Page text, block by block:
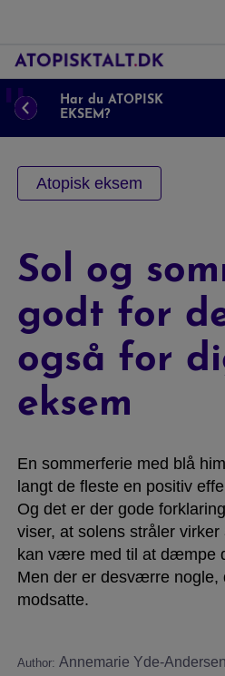
Astma
Prurigo Nodularis
KOL
Sygdomssammenhæng
Test
❚❚
Har du ATOPISK
EKSEM?
Atopisk eksem
Sol og
godt for
også for
eksem
En sommerferie med blå
langt de fleste en positiv
Og det er der gode
viser, at solens stråler
kan være med til at dæmpe
Men der er desværre nogle,
modsatte.
Author: Annemarie Yde-